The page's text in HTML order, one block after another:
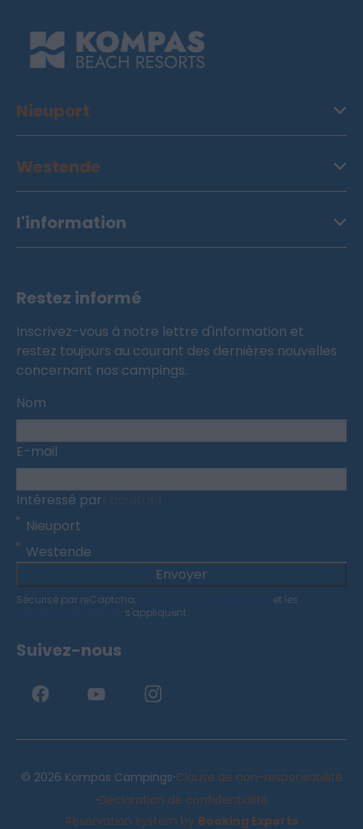
Nieuport
Westende
l'information
Restez informé
Inscrivez-vous à notre lettre d'information et
restez toujours au courant des dernières nouvelles
concernant nos campings.
Nom
E-mail
Intéressé par
Nieuport
Westende
Envoyer
Sécurisé par reCaptcha,
et les
s'appliquent.
Suivez-nous
© 2026 Kompas Campings·Clause de non-responsabilité
·Déclaration de confidentialité
Reservation system by Booking Experts